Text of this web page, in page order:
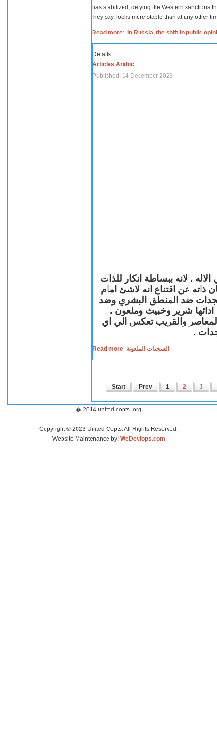
has stabilized, defying the Western sanctions
they say, looks more stable than at any other
Read more: In Russia, the shift in public
Details
Articles Arabic
Published: 14 December 2023
. لانه ببساطة انكار للذات
ذاته عن اقتناع انه لاشئ امام
ضد المنطق البشري وضد
ادائها شرير وخبيث وملعون .
المعاصر والقريب تعكس الي اي
.
Read more: السجدات الملعونة
Start Prev 1 2 3
� 2014 united copts .org
Copyright © 2023 United Copts. All Rights Reserved.
Website Maintenance by: WeDevlops.com